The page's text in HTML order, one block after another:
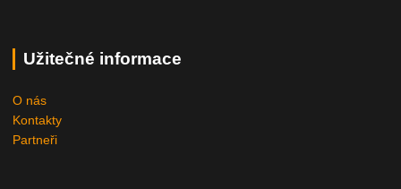
Užitečné informace
O nás
Kontakty
Partneři